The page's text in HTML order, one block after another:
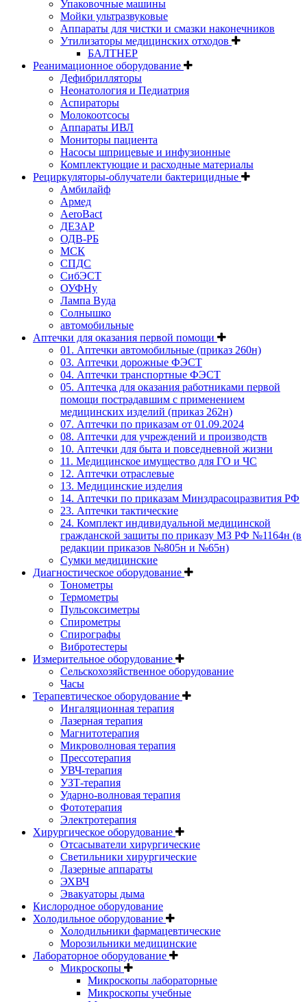
Упаковочные машины
Мойки ультразвуковые
Аппараты для чистки и смазки наконечников
Утилизаторы медицинских отходов
БАЛТНЕР
Реанимационное оборудование
Дефибрилляторы
Неонатология и Педиатрия
Аспираторы
Молокоотсосы
Аппараты ИВЛ
Мониторы пациента
Насосы шприцевые и инфузионные
Комплектующие и расходные материалы
Рециркуляторы-облучатели бактерицидные
Амбилайф
Армед
AeroBact
ДЕЗАР
ОДВ-РБ
МСК
СПДС
СибЭСТ
ОУФНу
Лампа Вуда
Солнышко
автомобильные
Аптечки для оказания первой помощи
01. Аптечки автомобильные (приказ 260н)
03. Аптечки дорожные ФЭСТ
04. Аптечки транспортные ФЭСТ
05. Аптечка для оказания работниками первой
помощи пострадавшим с применением
медицинских изделий (приказ 262н)
07. Аптечки по приказам от 01.09.2024
08. Аптечки для учреждений и производств
10. Аптечки для быта и повседневной жизни
11. Медицинское имущество для ГО и ЧС
12. Аптечки отраслевые
13. Медицинские изделия
14. Аптечки по приказам Минздрасоцразвития РФ
23. Аптечки тактические
24. Комплект индивидуальной медицинской
гражданской защиты по приказу МЗ РФ №1164н (в
редакции приказов №805н и №65н)
Сумки медицинские
Диагностическое оборудование
Тонометры
Термометры
Пульсоксиметры
Спирометры
Спирографы
Вибротестеры
Измерительное оборудование
Сельскохозяйственное оборудование
Часы
Терапевтическое оборудование
Ингаляционная терапия
Лазерная терапия
Магнитотерапия
Микроволновая терапия
Прессотерапия
УВЧ-терапия
УЗТ-терапия
Ударно-волновая терапия
Фототерапия
Электротерапия
Хирургическое оборудование
Отсасыватели хирургические
Светильники хирургические
Лазерные аппараты
ЭХВЧ
Эвакуаторы дыма
Кислородное оборудование
Холодильное оборудование
Холодильники фармацевтические
Морозильники медицинские
Лабораторное оборудование
Микроскопы
Микроскопы лабораторные
Микроскопы учебные